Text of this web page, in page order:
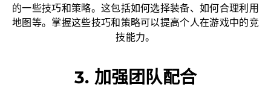
的一些技巧和策略。这包括如何选择装备、如何合理利用
地图等。掌握这些技巧和策略可以提高个人在游戏中的竞
技能力。
3. 加强团队配合